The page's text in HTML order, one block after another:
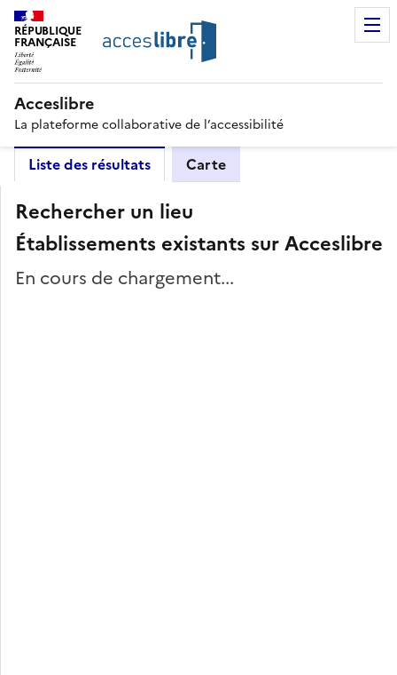
RÉPUBLIQUE
FRANÇAISE
Acceslibre
La plateforme collaborative de l’accessibilité
Liste des résultats Carte
Rechercher un lieu
Établissements existants sur Acceslibre
En cours de chargement...